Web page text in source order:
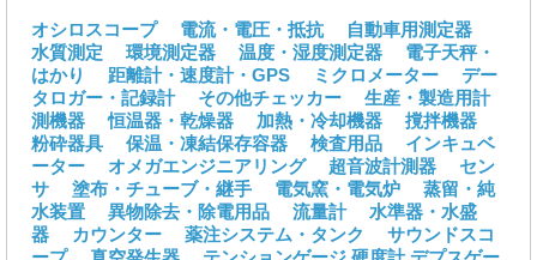
オシロスコープ 電流・電圧・抵抗
自動車用測定器
水質測定
環境測定器 温度・湿度測定器
電子天秤・
はかり
距離計・速度計・GPS ミクロメーター
デー
タロガー・記録計
その他チェッカー
生産・製造用計
測機器
恒温器・乾燥器 加熱・冷却機器
撹拌機器
粉砕器具
保温・凍結保存容器 検査用品
インキュベ
ーター
オメガエンジニアリング 超音波計測器
セン
サ
塗布・チューブ・継手 電気窯・電気炉
蒸留・純
水装置
異物除去・除電用品 流量計
水準器・水盛
器
カウンター 薬注システム・タンク
サウンドスコ